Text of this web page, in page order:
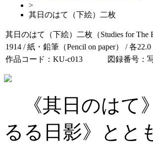
>
其日のはて（下絵）二枚
其日のはて（下絵）二枚（Studies for The
1914 / 紙・鉛筆（Pencil on paper） / 各22.0
作品コード：KU-c013
図録番号：
《其日のはて
るる日影》とと